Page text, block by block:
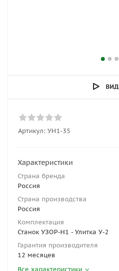
Артикул: УН1-35
Характеристики
Страна бренда
Россия
Страна производства
Россия
Комплектация
Станок УЗОР-Н1 - Улитка У-2
Гарантия производителя
12 месяцев
Все характеристики